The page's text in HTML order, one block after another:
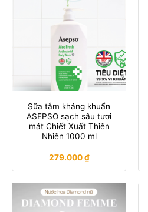
Sữa tắm kháng khuẩn
ASEPSO sạch sâu tươi
mát Chiết Xuất Thiên
Nhiên 1000 ml
279.000₫